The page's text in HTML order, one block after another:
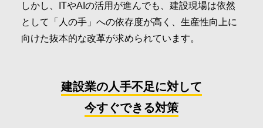
しかし、ITやAIの活用が進んでも、建設現場は依然
として「人の手」への依存度が高く、生産性向上に
向けた抜本的な改革が求められています。
建設業の人手不足に対して
今すぐできる対策